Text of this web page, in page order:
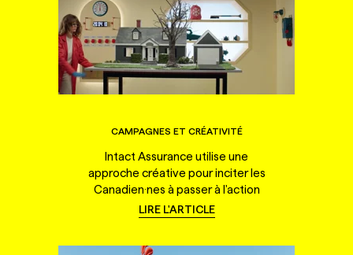
CAMPAGNES ET CRÉATIVITÉ
Intact Assurance utilise une
approche créative pour inciter les
Canadien·nes à passer à l'action
LIRE L'ARTICLE